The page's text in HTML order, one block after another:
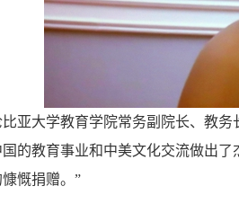
大学教育学院常务副院长、教务长
的教育事业和中美文化交流做出
慨捐赠。”